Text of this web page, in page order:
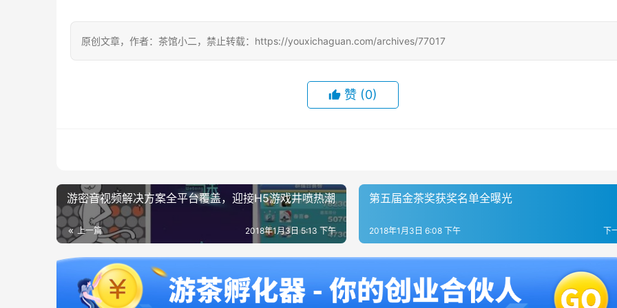
原创文章，作者：茶馆小二，禁止转载：https://youxichaguan.com/archives/77017
赞 (0)
游密音视频解决方案全平台覆盖，迎接H5游戏井喷热潮
上一篇 2018年1月3日 5:13 下午
第五届金茶奖获奖名单全曝光
下
2018年1月3日 6:08 下午